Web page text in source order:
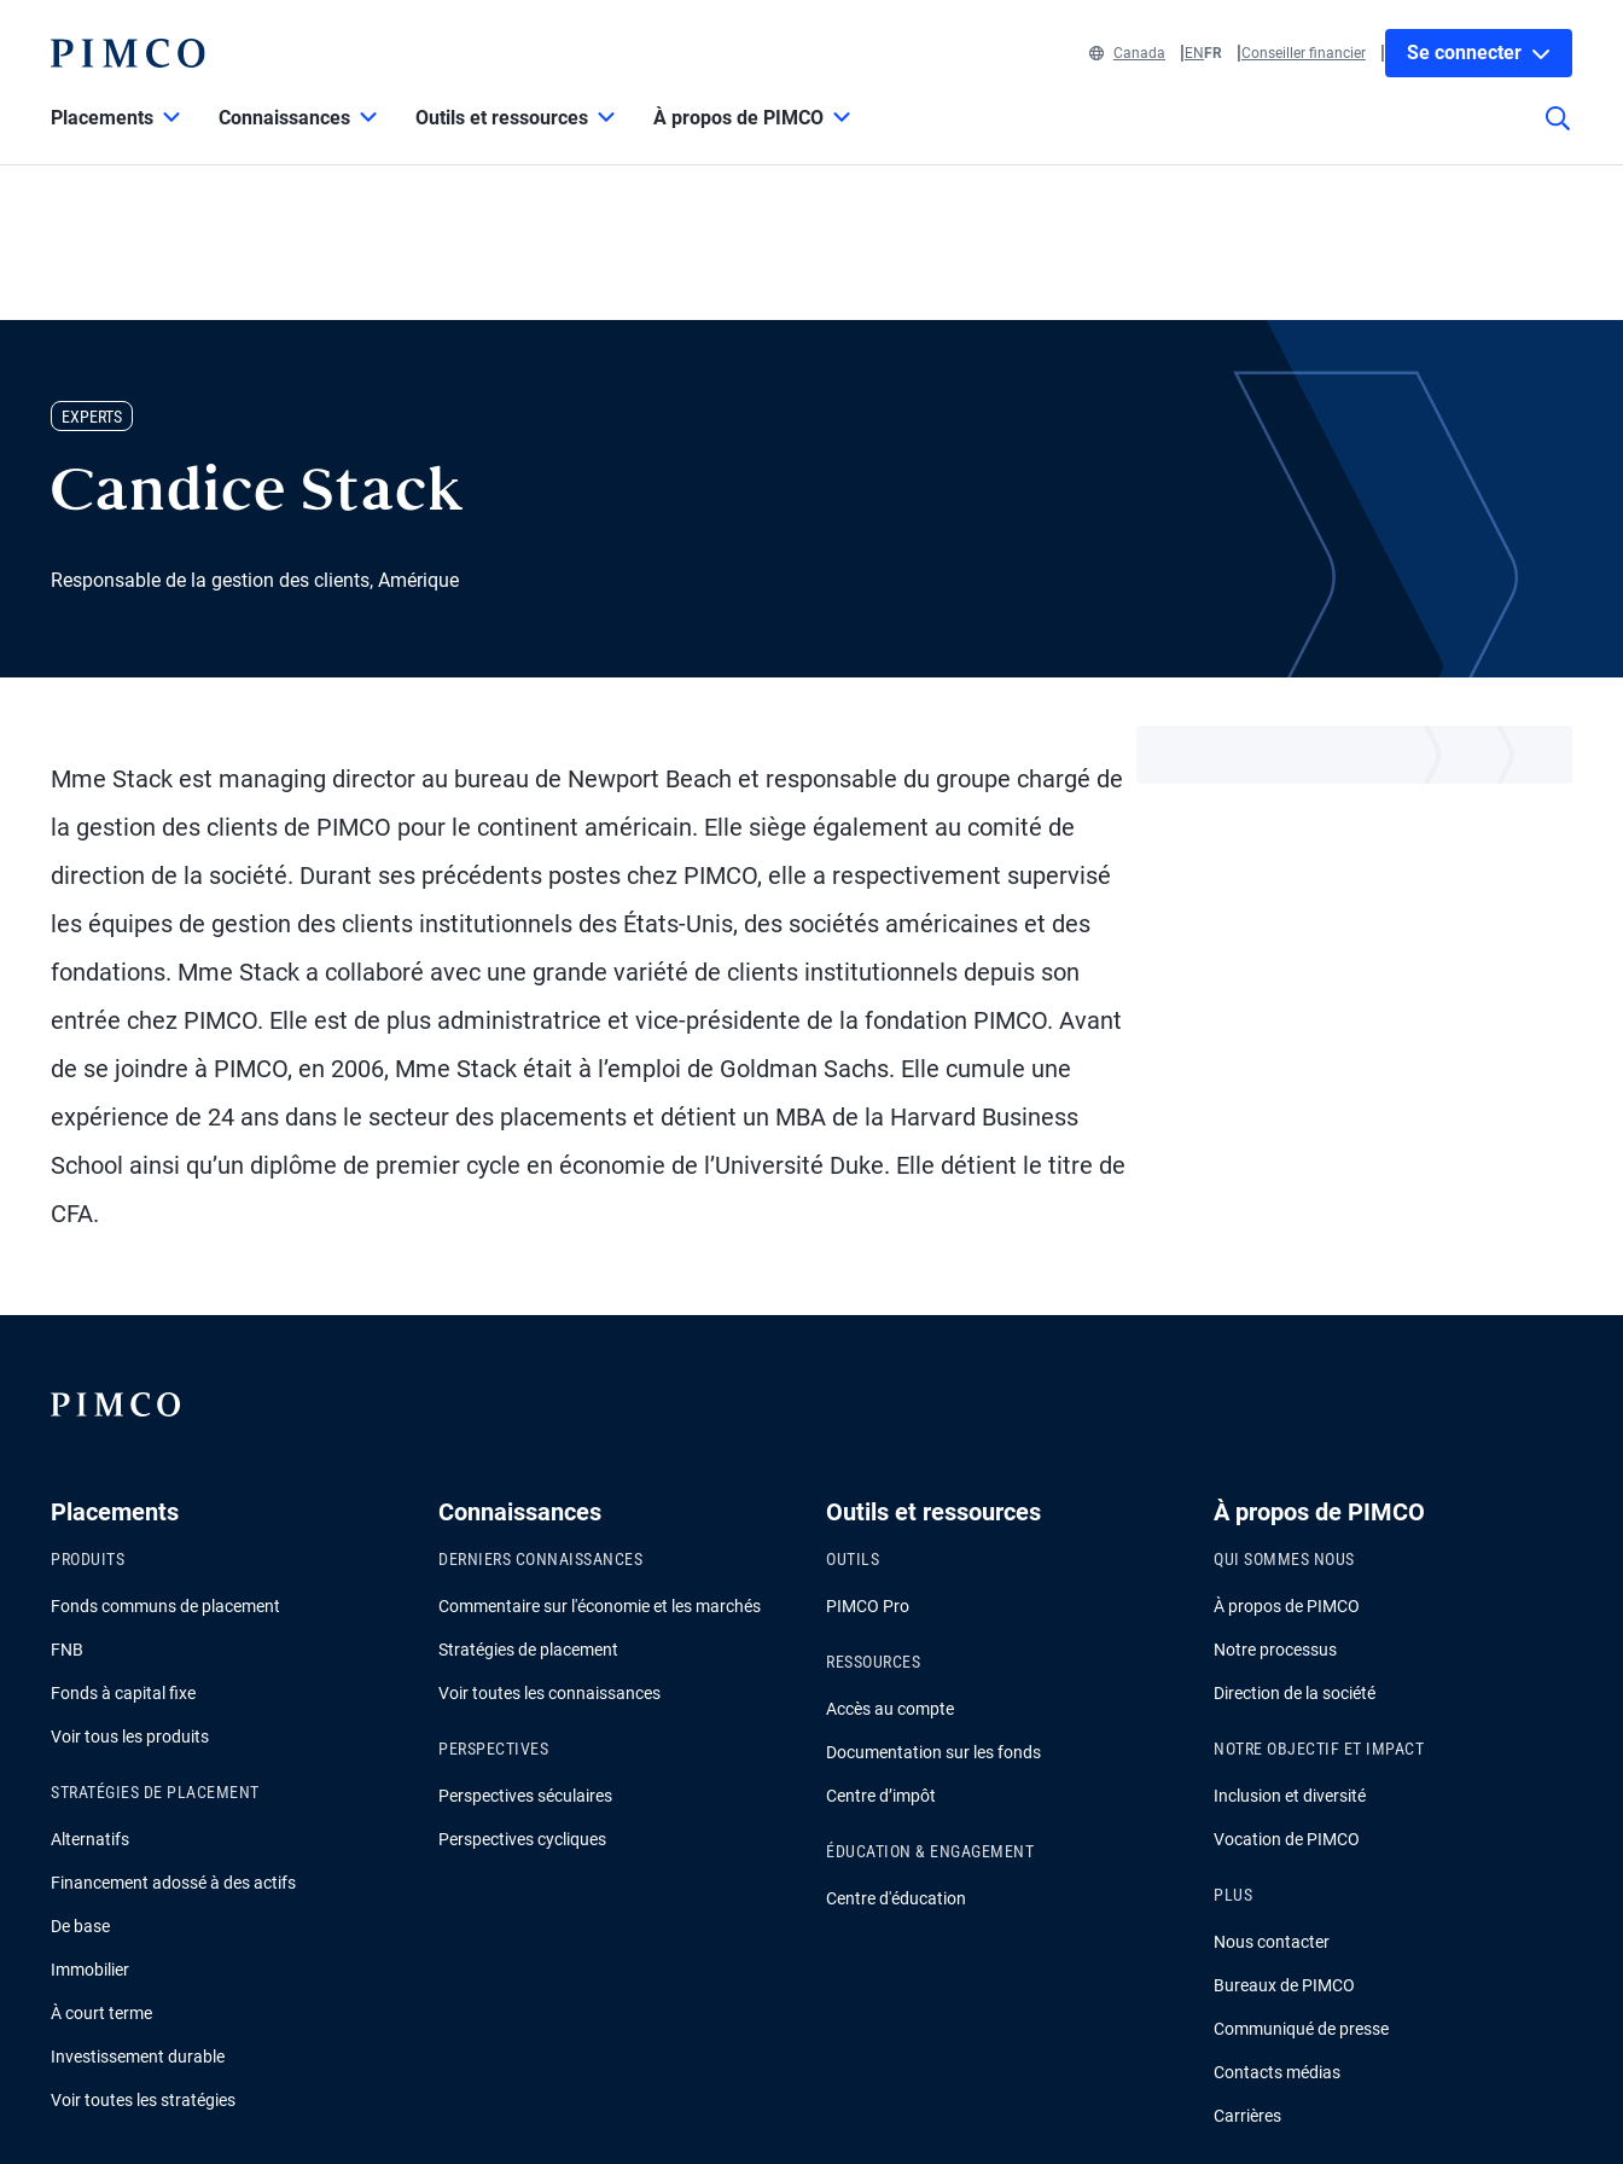
Canada ENFR Conseiller financier Se connecter
Placements Connaissances Outils et ressources À propos de PIMCO
EXPERTS
Candice Stack
Responsable de la gestion des clients, Amérique
Mme Stack est managing director au bureau de Newport Beach et responsable du groupe chargé de
la gestion des clients de PIMCO pour le continent américain. Elle siège également au comité de
direction de la société. Durant ses précédents postes chez PIMCO, elle a respectivement supervisé
les équipes de gestion des clients institutionnels des États-Unis, des sociétés américaines et des
fondations. Mme Stack a collaboré avec une grande variété de clients institutionnels depuis son
entrée chez PIMCO. Elle est de plus administratrice et vice-présidente de la fondation PIMCO. Avant
de se joindre à PIMCO, en 2006, Mme Stack était à l’emploi de Goldman Sachs. Elle cumule une
expérience de 24 ans dans le secteur des placements et détient un MBA de la Harvard Business
School ainsi qu’un diplôme de premier cycle en économie de l’Université Duke. Elle détient le titre de
CFA.
Placements
PRODUITS
Fonds communs de placement
FNB
Fonds à capital fixe
Voir tous les produits
STRATÉGIES DE PLACEMENT
Alternatifs
Financement adossé à des actifs
De base
Immobilier
À court terme
Investissement durable
Voir toutes les stratégies
Connaissances
DERNIERS CONNAISSANCES
Commentaire sur l'économie et les marchés
Stratégies de placement
Voir toutes les connaissances
PERSPECTIVES
Perspectives séculaires
Perspectives cycliques
Outils et ressources
OUTILS
PIMCO Pro
RESSOURCES
Accès au compte
Documentation sur les fonds
Centre d’impôt
ÉDUCATION & ENGAGEMENT
Centre d'éducation
À propos de PIMCO
QUI SOMMES NOUS
À propos de PIMCO
Notre processus
Direction de la société
NOTRE OBJECTIF ET IMPACT
Inclusion et diversité
Vocation de PIMCO
PLUS
Nous contacter
Bureaux de PIMCO
Communiqué de presse
Contacts médias
Carrières